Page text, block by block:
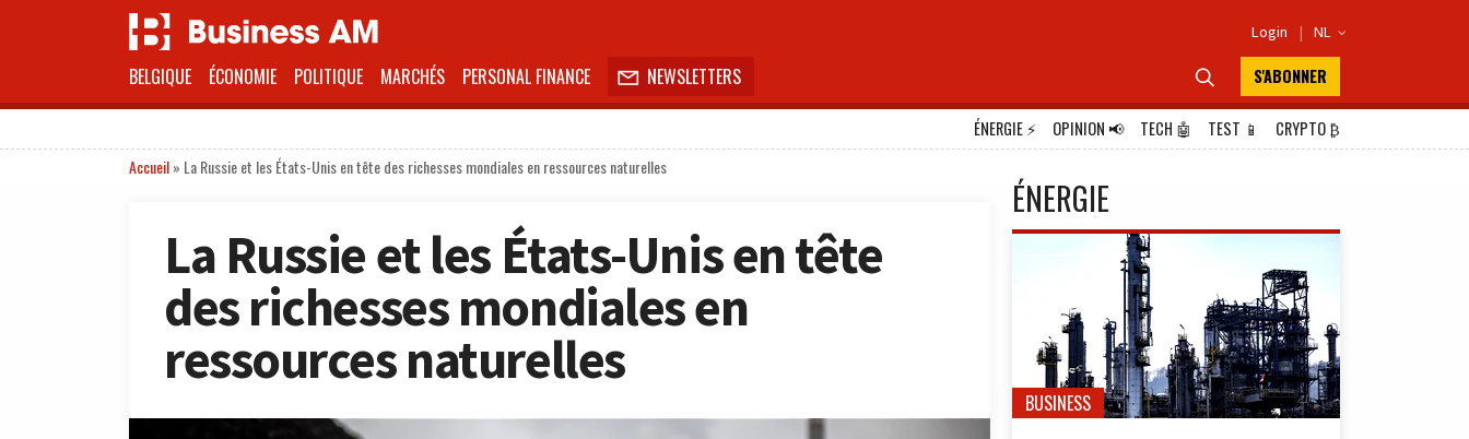
Login | NL 
BELGIQUE ÉCONOMIE POLITIQUE MARCHÉS PERSONAL FINANCE  NEWSLETTERS  S'ABONNER
ÉNERGIE⚡ OPINION📢 TECH 🤖 TEST 📱 CRYPTO₿
Accueil» La Russie et les États-Unis en tête des richesses mondiales en ressources naturelles
La Russie et les États-Unis en tête
des richesses mondiales en
ressources naturelles
ÉNERGIE
BUSINESS